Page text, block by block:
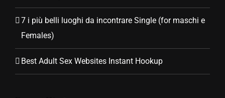
7 i più belli luoghi da incontrare Single (for maschi e
Females)
Best Adult Sex Websites Instant Hookup